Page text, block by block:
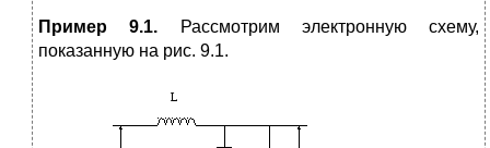
Пример 9.1.
Рассмотрим электронную схему,
показанную на рис. 9.1.